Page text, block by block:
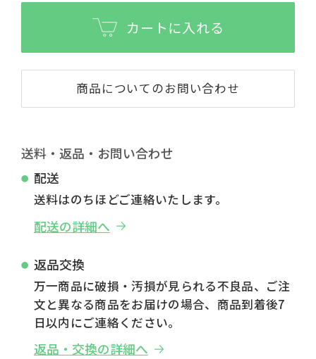
カートに入れる
商品についてのお問い合わせ
送料・返品・お問い合わせ
配送
送料はのちほどご連絡いたします。
配送の詳細へ
返品交換
万一商品に破損・汚損が見られる不良品、ご注
文と異なる商品をお届けの場合、商品到着後7
日以内にご連絡ください。
返品・交換の詳細へ